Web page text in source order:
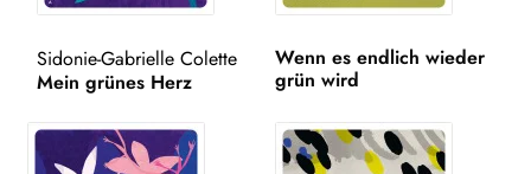
Search:
Sidonie-Gabrielle Colette
Mein grünes Herz
Wenn es endlich wieder
grün wird